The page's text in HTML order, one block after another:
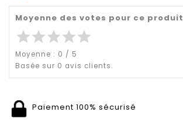
Moyenne des votes pour ce produit
starstarstarstarstar
Moyenne : 0 / 5
Basée sur 0 avis clients.
Paiement 100% sécurisé